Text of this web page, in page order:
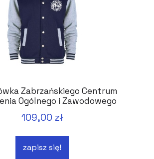
Zabrzańskiego Centrum
Ogólnego i Zawodowego
109,00 zł
zapisz się!